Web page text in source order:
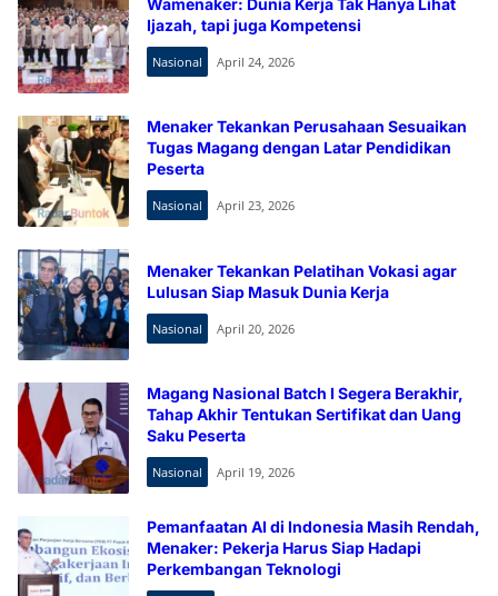
Ijazah, tapi juga Kompetensi
Nasional April 24, 2026
Menaker Tekankan Perusahaan Sesuaikan
Tugas Magang dengan Latar Pendidikan
Peserta
Nasional April 23, 2026
Menaker Tekankan Pelatihan Vokasi agar
Lulusan Siap Masuk Dunia Kerja
Nasional April 20, 2026
Magang Nasional Batch I Segera Berakhir,
Tahap Akhir Tentukan Sertifikat dan Uang
Saku Peserta
Nasional April 19, 2026
Pemanfaatan AI di Indonesia Masih Rendah,
Menaker: Pekerja Harus Siap Hadapi
Perkembangan Teknologi